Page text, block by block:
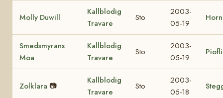
Molly Duwill
Kallblodig
Travare
Sto
2003-
05-19
Smedsmyrans
Moa
Kallblodig
Travare
Sto
2003-
05-19
Zolklara 📷
Kallblodig
Travare
Sto
2003-
05-18